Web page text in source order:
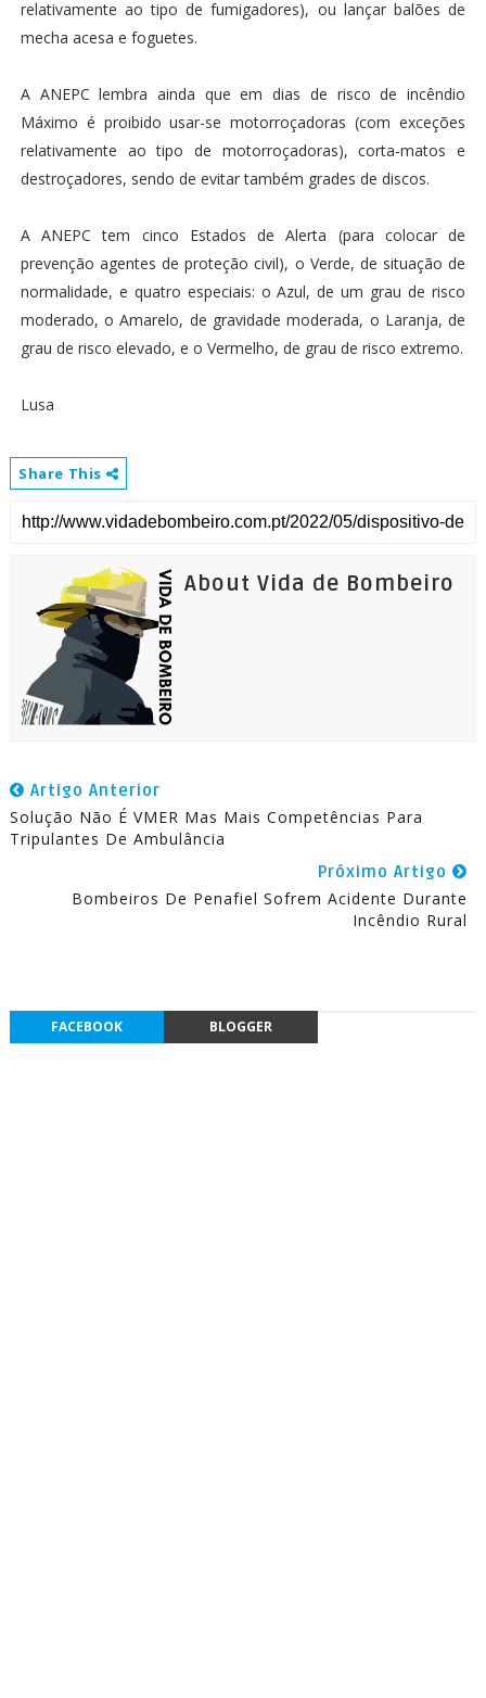
relativamente ao tipo de fumigadores), ou lançar balões de
mecha acesa e foguetes.
A ANEPC lembra ainda que em dias de risco de incêndio
Máximo é proibido usar-se motorroçadoras (com exceções
relativamente ao tipo de motorroçadoras), corta-matos e
destroçadores, sendo de evitar também grades de discos.
A ANEPC tem cinco Estados de Alerta (para colocar de
prevenção agentes de proteção civil), o Verde, de situação de
normalidade, e quatro especiais: o Azul, de um grau de risco
moderado, o Amarelo, de gravidade moderada, o Laranja, de
grau de risco elevado, e o Vermelho, de grau de risco extremo.
Lusa
Share This
About Vida de Bombeiro
Artigo Anterior
Solução Não É VMER Mas Mais Competências Para
Tripulantes De Ambulância
Próximo Artigo
Bombeiros De Penafiel Sofrem Acidente Durante
Incêndio Rural
FACEBOOK BLOGGER